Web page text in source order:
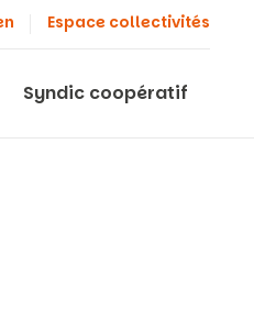
Espace collectivités
Syndic coopératif